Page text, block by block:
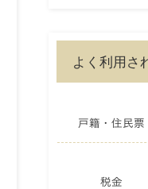
よく利用さ
戸籍・住民票
税金